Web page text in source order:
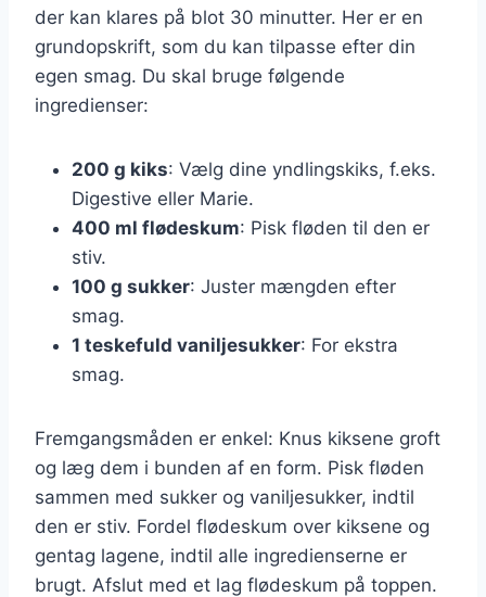
der kan klares på blot 30 minutter. Her er en
grundopskrift, som du kan tilpasse efter din
egen smag. Du skal bruge følgende
ingredienser:
200 g kiks: Vælg dine yndlingskiks, f.eks.
Digestive eller Marie.
400 ml flødeskum: Pisk fløden til den er
stiv.
100 g sukker: Juster mængden efter
smag.
1 teskefuld vaniljesukker: For ekstra
smag.
Fremgangsmåden er enkel: Knus kiksene groft
og læg dem i bunden af en form. Pisk fløden
sammen med sukker og vaniljesukker, indtil
den er stiv. Fordel flødeskum over kiksene og
gentag lagene, indtil alle ingredienserne er
brugt. Afslut med et lag flødeskum på toppen.